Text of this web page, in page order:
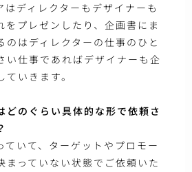
はディレクターもデザイナーも
をプレゼンしたり、企画書にま
のはディレクターの仕事のひと
い仕事であればデザイナーも企
いきます。
のぐらい具体的な形で依頼さ
ていて、ターゲットやプロモー
まっていない状態でご依頼いた